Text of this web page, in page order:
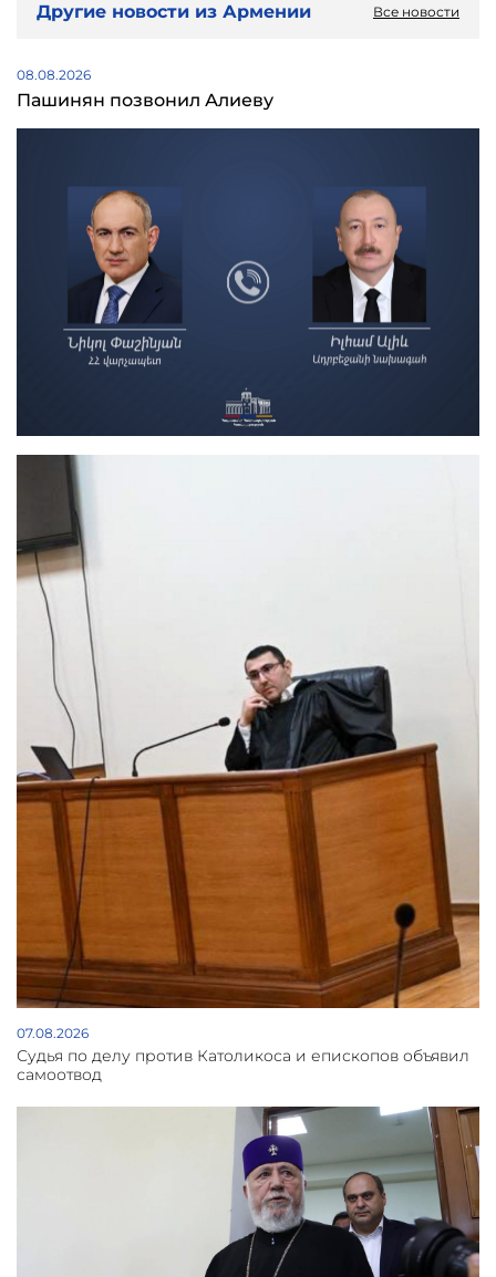
Другие новости из Армении Все новости
08.08.2026
Пашинян позвонил Алиеву
07.08.2026
Судья по делу против Католикоса и епископов объявил
самоотвод